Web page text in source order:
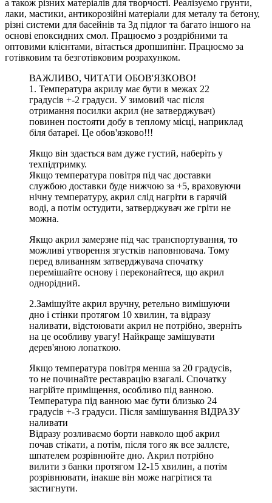
а також різних матеріалів для творчості. Реалізуємо грунти,
лаки, мастики, антикорозійні матеріали для металу та бетону,
різні системи для басейнів та 3д підлог та багато іншого на
основі епоксидних смол. Працюємо з роздрібними та
оптовими клієнтами, вітається дропшипінг. Працюємо за
готівковим та безготівковим розрахунком.
ВАЖЛИВО, ЧИТАТИ ОБОВ'ЯЗКОВО!
1. Температура акрилу має бути в межах 22
градусів +-2 градуси. У зимовий час після
отримання посилки акрил (не затверджувач)
повинен постояти добу в теплому місці, наприклад
біля батареї. Це обов'язково!!!
Якщо він здається вам дуже густий, наберіть у
техпідтримку.
Якщо температура повітря під час доставки
службою доставки буде нижчою за +5, враховуючи
нічну температуру, акрил слід нагріти в гарячій
воді, а потім остудити, затверджувач же гріти не
можна.
Якщо акрил замерзне під час транспортування, то
можливі утворення згустків наповнювача. Тому
перед вливанням затверджувача спочатку
перемішайте основу і переконайтеся, що акрил
однорідний.
2.Замішуйте акрил вручну, ретельно вимішуючи
дно і стінки протягом 10 хвилин, та відразу
наливати, відстоювати акрил не потрібно, зверніть
на це особливу увагу! Найкраще замішувати
дерев'яною лопаткою.
Якщо температура повітря менша за 20 градусів,
то не починайте реставрацію взагалі. Спочатку
нагрійте приміщення, особливо під ванною.
Температура під ванною має бути близько 24
градусів +-3 градуси. Після замішування ВІДРАЗУ
наливати
Відразу розливаємо борти навколо щоб акрил
почав стікати, а потім, після того як все заллєте,
шпателем розрівнюйте дно. Акрил потрібно
вилити з банки протягом 12-15 хвилин, а потім
розрівнювати, інакше він може нагрітися та
застигнути.